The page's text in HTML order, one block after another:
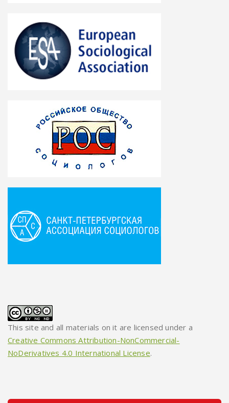
This site and all materials on it are licensed under a
Creative Commons Attribution-NonCommercial-
NoDerivatives 4.0 International License.